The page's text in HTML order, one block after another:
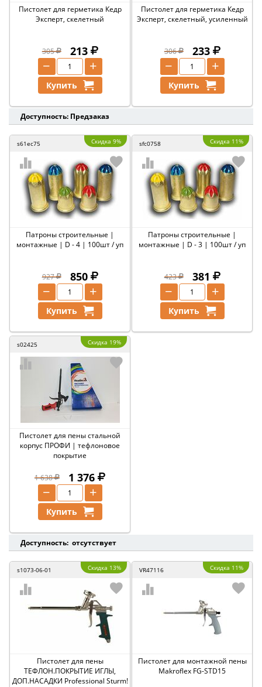
Пистолет для герметика Кедр
Эксперт, скелетный
305 213
+
−
Купить
Пистолет для герметика Кедр
Эксперт, скелетный, усиленный
306 233
+
−
Купить
Доступность: Предзаказ
s61ec75 Скидка 9%
Патроны строительные |
монтажные | D - 4 | 100шт / уп
927 850
+
−
Купить
sfc0758 Скидка 11%
Патроны строительные |
монтажные | D - 3 | 100шт / уп
423 381
+
−
Купить
s02425 Скидка 19%
Пистолет для пены стальной
корпус ПРОФИ | тефлоновое
покрытие
1 638 1 376
+
−
Купить
Доступность: отсутствует
s1073-06-01 Скидка 13%
Пистолет для пены
ТЕФЛОН.ПОКРЫТИЕ ИГЛЫ,
ДОП.НАСАДКИ Professional Sturm!
VR47116 Скидка 11%
Пистолет для монтажной пены
Makroflex FG-STD15